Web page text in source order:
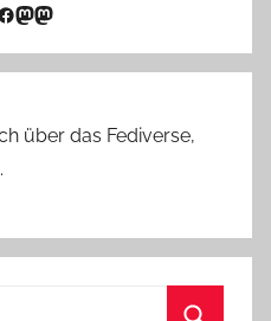
Link zu Mastodon
Mastodon
über das Fediverse,